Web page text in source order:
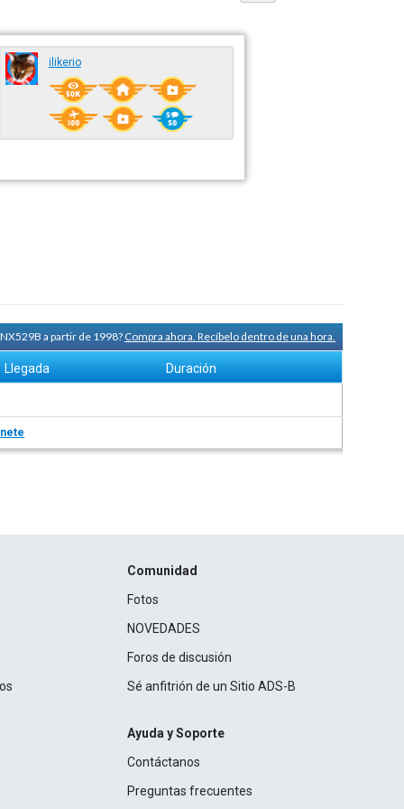
ilikerio
a partir de 1998?Compra ahora. Recíbelo dentro de una hora.
Llegada Duración
Comunidad
Fotos
NOVEDADES
Foros de discusión
Sé anfitrión de un Sitio ADS-B
Ayuda y Soporte
Contáctanos
Preguntas frecuentes